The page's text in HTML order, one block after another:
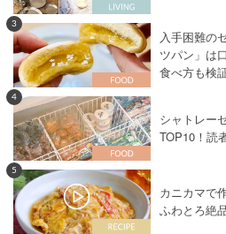
3
入手困難の
ツパン」は
食べ方も検
4
シャトレー
TOP10！読
5
カニカマで
ふわとろ絶